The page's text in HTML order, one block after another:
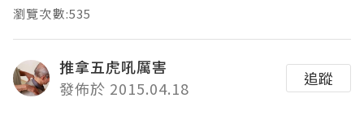
瀏覽次數:535
推拿五虎吼厲害
發佈於 2015.04.18
追蹤